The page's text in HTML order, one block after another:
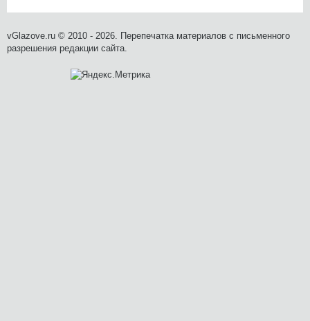
vGlazove.ru © 2010 - 2026. Перепечатка материалов с письменного
разрешения редакции сайта.